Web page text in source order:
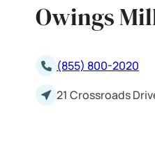
Owings
(855) 800-2020
21 Crossroads